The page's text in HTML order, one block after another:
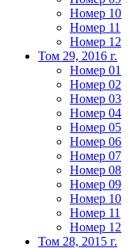
Номер 10
Номер 11
Номер 12
Том 29, 2016 г.
Номер 01
Номер 02
Номер 03
Номер 04
Номер 05
Номер 06
Номер 07
Номер 08
Номер 09
Номер 10
Номер 11
Номер 12
Том 28, 2015 г.